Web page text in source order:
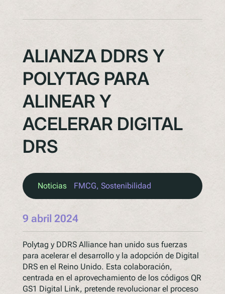
ALIANZA DDRS Y
POLYTAG PARA
ALINEAR Y
ACELERAR DIGITAL
DRS
Noticias FMCG, Sostenibilidad
9 abril 2024
Polytag y DDRS Alliance han unido sus fuerzas
para acelerar el desarrollo y la adopción de Digital
DRS en el Reino Unido. Esta colaboración,
centrada en el aprovechamiento de los códigos QR
GS1 Digital Link, pretende revolucionar el proceso